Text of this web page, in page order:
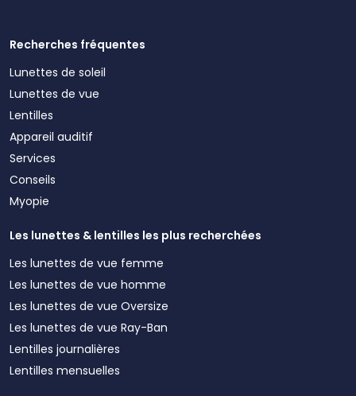
Recherches fréquentes
Lunettes de soleil
Lunettes de vue
Lentilles
Appareil auditif
Services
Conseils
Myopie
Les lunettes & lentilles les plus recherchées
Les lunettes de vue femme
Les lunettes de vue homme
Les lunettes de vue Oversize
Les lunettes de vue Ray-Ban
Lentilles journalières
Lentilles mensuelles